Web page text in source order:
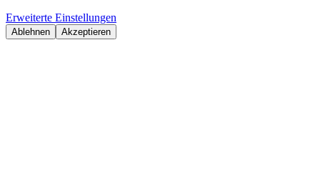
Erweiterte Einstellungen
Ablehnen Akzeptieren